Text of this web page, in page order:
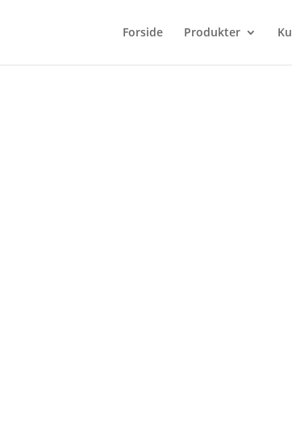
Forside Produkter